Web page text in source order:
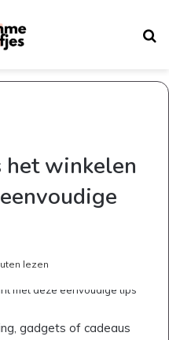
het winkelen
lezen
gadgets of cadeaus